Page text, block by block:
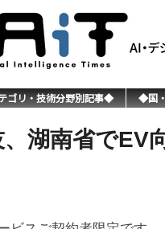
ゴリ・技術分野別記事◆ ◆国
、湖南省で